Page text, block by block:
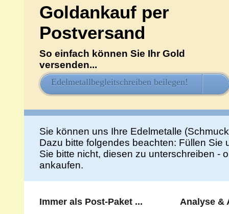
Goldankauf per
Postversand
So einfach können Sie Ihr Gold
versenden...
Sie können uns Ihre Edelmetalle
Dazu bitte folgendes beachten: Füllen Sie
Sie bitte nicht, diesen zu unterschreiben -
ankaufen.
Immer als Post-Paket ... Analyse &
Edelmetallbegleitschreiben beilegen!